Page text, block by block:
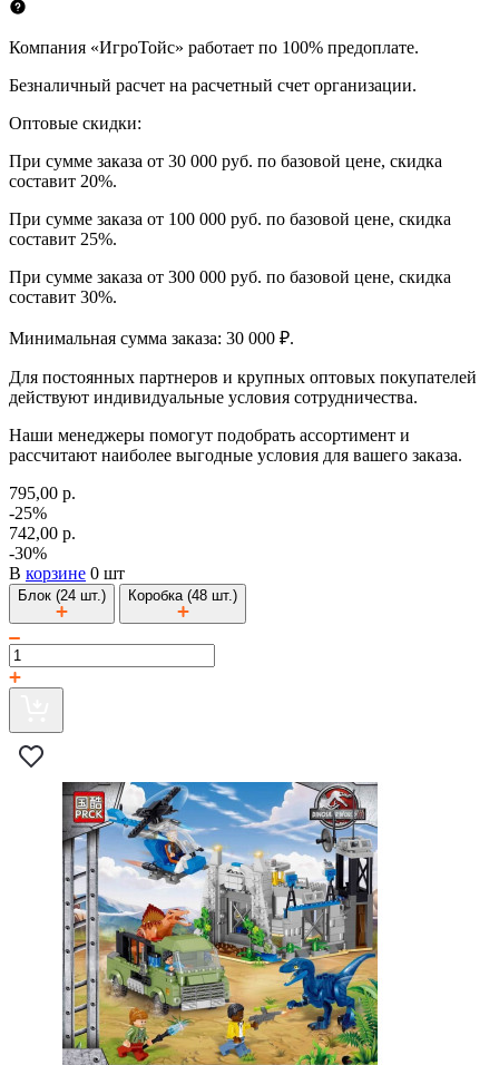
Компания «ИгроТойс» работает по 100% предоплате.
Безналичный расчет на расчетный счет организации.
Оптовые скидки:
При сумме заказа от 30 000 руб. по базовой цене, скидка
составит 20%.
При сумме заказа от 100 000 руб. по базовой цене, скидка
составит 25%.
При сумме заказа от 300 000 руб. по базовой цене, скидка
составит 30%.
Минимальная сумма заказа: 30 000 ₽.
Для постоянных партнеров и крупных оптовых покупателей
действуют индивидуальные условия сотрудничества.
Наши менеджеры помогут подобрать ассортимент и
рассчитают наиболее выгодные условия для вашего заказа.
795,00 р.
-25%
742,00 р.
-30%
В корзине 0 шт
Блок (24 шт.) Коробка (48 шт.)